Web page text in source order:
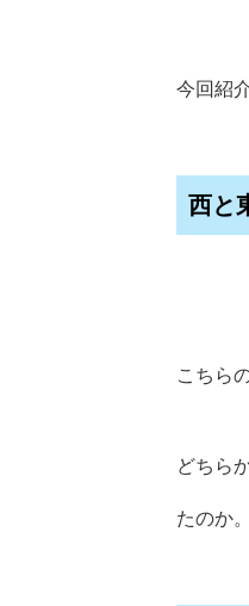
今回紹
西と
こちら
どちら
たのか